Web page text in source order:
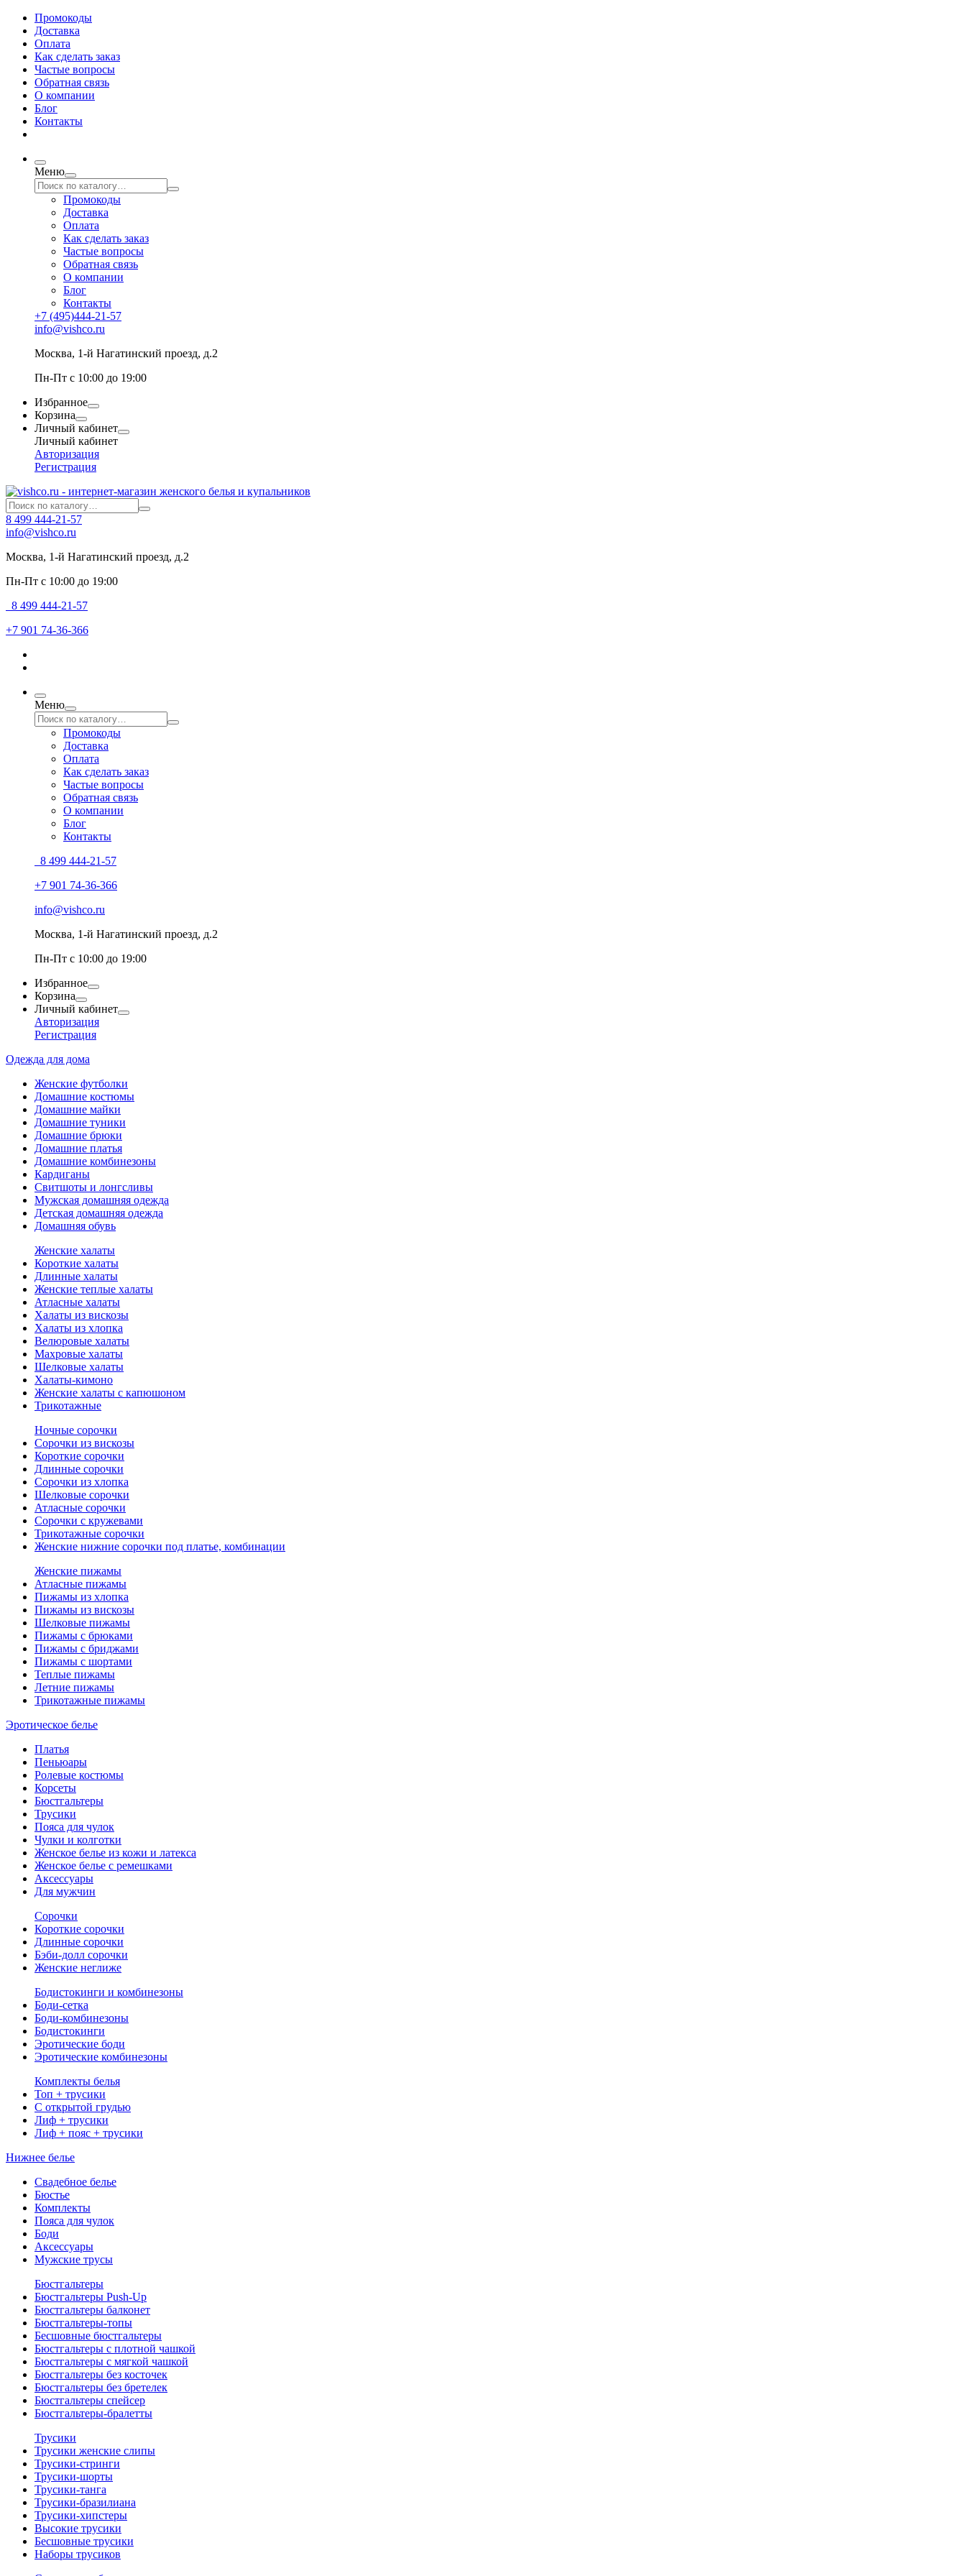
Промокоды
Доставка
Оплата
Как сделать заказ
Частые вопросы
Обратная связь
О компании
Блог
Контакты
Меню
Промокоды
Доставка
Оплата
Как сделать заказ
Частые вопросы
Обратная связь
О компании
Блог
Контакты
+7 (495)444-21-57
info@vishco.ru
Москва, 1-й Нагатинский проезд, д.2
Пн-Пт с 10:00 до 19:00
Избранное
Корзина
Личный кабинет
Личный кабинет
Авторизация
Регистрация
8 499 444-21-57
info@vishco.ru
Москва, 1-й Нагатинский проезд, д.2
Пн-Пт с 10:00 до 19:00
8 499 444-21-57
+7 901 74-36-366
Меню
Промокоды
Доставка
Оплата
Как сделать заказ
Частые вопросы
Обратная связь
О компании
Блог
Контакты
8 499 444-21-57
+7 901 74-36-366
info@vishco.ru
Москва, 1-й Нагатинский проезд, д.2
Пн-Пт с 10:00 до 19:00
Избранное
Корзина
Личный кабинет
Авторизация
Регистрация
Одежда для дома
Женские футболки
Домашние костюмы
Домашние майки
Домашние туники
Домашние брюки
Домашние платья
Домашние комбинезоны
Кардиганы
Свитшоты и лонгсливы
Мужская домашняя одежда
Детская домашняя одежда
Домашняя обувь
Женские халаты
Короткие халаты
Длинные халаты
Женские теплые халаты
Атласные халаты
Халаты из вискозы
Халаты из хлопка
Велюровые халаты
Махровые халаты
Шелковые халаты
Халаты-кимоно
Женские халаты с капюшоном
Трикотажные
Ночные сорочки
Сорочки из вискозы
Короткие сорочки
Длинные сорочки
Сорочки из хлопка
Шелковые сорочки
Атласные сорочки
Сорочки с кружевами
Трикотажные сорочки
Женские нижние сорочки под платье, комбинации
Женские пижамы
Атласные пижамы
Пижамы из хлопка
Пижамы из вискозы
Шелковые пижамы
Пижамы с брюками
Пижамы с бриджами
Пижамы с шортами
Теплые пижамы
Летние пижамы
Трикотажные пижамы
Эротическое белье
Платья
Пеньюары
Ролевые костюмы
Корсеты
Бюстгальтеры
Трусики
Пояса для чулок
Чулки и колготки
Женское белье из кожи и латекса
Женское белье с ремешками
Аксессуары
Для мужчин
Сорочки
Короткие сорочки
Длинные сорочки
Бэби-долл сорочки
Женские неглиже
Бодистокинги и комбинезоны
Боди-сетка
Боди-комбинезоны
Бодистокинги
Эротические боди
Эротические комбинезоны
Комплекты белья
Топ + трусики
С открытой грудью
Лиф + трусики
Лиф + пояс + трусики
Нижнее белье
Свадебное белье
Бюстье
Комплекты
Пояса для чулок
Боди
Аксессуары
Мужские трусы
Бюстгальтеры
Бюстгальтеры Push-Up
Бюстгальтеры балконет
Бюстгальтеры-топы
Бесшовные бюстгальтеры
Бюстгальтеры с плотной чашкой
Бюстгальтеры с мягкой чашкой
Бюстгальтеры без косточек
Бюстгальтеры без бретелек
Бюстгальтеры спейсер
Бюстгальтеры-бралетты
Трусики
Трусики женские слипы
Трусики-стринги
Трусики-шорты
Трусики-танга
Трусики-бразилиана
Трусики-хипстеры
Высокие трусики
Бесшовные трусики
Наборы трусиков